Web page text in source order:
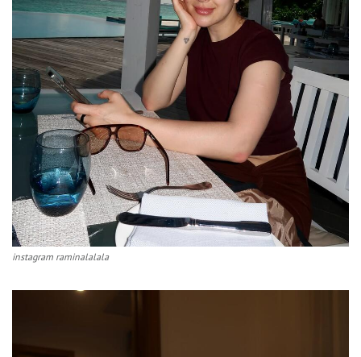
instagram raminalalala